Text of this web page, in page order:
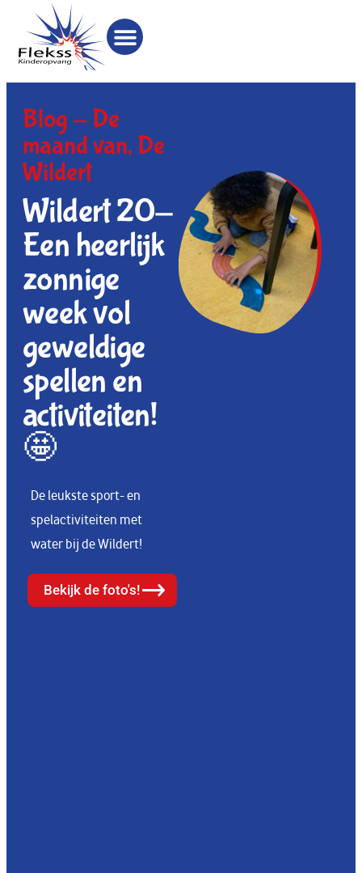
Blog -De
maand van, De
Wildert
Wildert 20-
Een heerlijk
zonnige
week vol
geweldige
spellen en
activiteiten!
🤩
De leukste sport- en
spelactiviteiten met
water bij de Wildert!
Bekijk de foto's!